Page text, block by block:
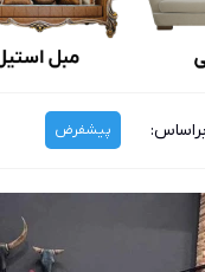
پیشفرض